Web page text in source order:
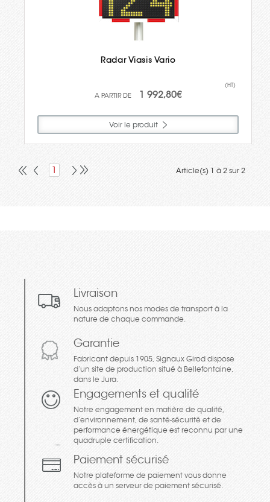
Radar Viasis Vario
1 992,80€
(HT)
Voir le produit
1 Article(s) 1 à 2 sur 2
Livraison
Nous adaptons nos modes de transport à la
nature de chaque commande.
Garantie
Fabricant depuis 1905, Signaux Girod dispose
d’un site de production situé à Bellefontaine,
dans le Jura.
Engagements et qualité
Notre engagement en matière de qualité,
d’environnement, de santé-sécurité et de
performance énergétique est reconnu par une
quadruple certification.
Paiement sécurisé
Notre plateforme de paiement vous donne
accès à un serveur de paiement sécurisé.